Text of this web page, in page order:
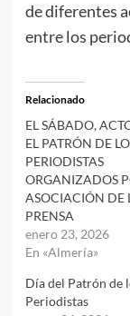
de diferentes
entre los
Relacionado
EL SÁBADO,
EL PATRÓN DE
PERIODISTAS
ORGANIZADOS
ASOCIACIÓN DE
PRENSA
enero 23, 2026
En «Almería»
Día del Patrón de
Periodistas